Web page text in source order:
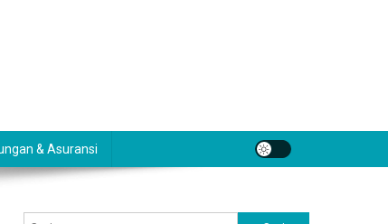
& Asuransi